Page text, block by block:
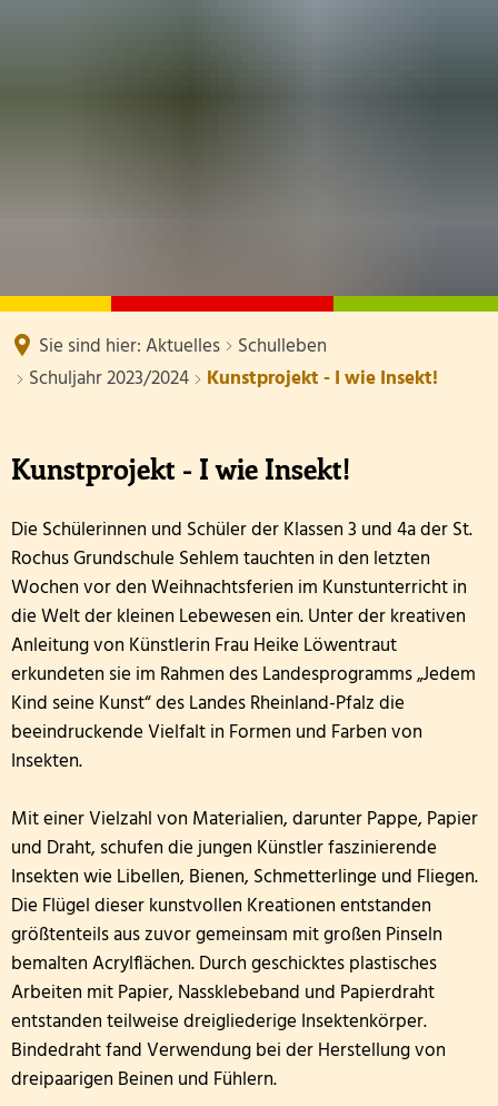
Hausmeister
Förderverein
Schulhund
Raumplan Schuljahr 2026/
Sie sind hier:Aktuelles
Schulleben
Schuljahr 2023/2024
Kunstprojekt - I wie Insekt!
Kunstprojekt - I wie Insekt!
Die Schülerinnen und Schüler der Klassen 3 und 4a der St.
Rochus Grundschule Sehlem tauchten in den letzten
Wochen vor den Weihnachtsferien im Kunstunterricht in
die Welt der kleinen Lebewesen ein. Unter der kreativen
Anleitung von Künstlerin Frau Heike Löwentraut
erkundeten sie im Rahmen des Landesprogramms „Jedem
Kind seine Kunst“ des Landes Rheinland-Pfalz die
beeindruckende Vielfalt in Formen und Farben von
Insekten.
Mit einer Vielzahl von Materialien, darunter Pappe, Papier
und Draht, schufen die jungen Künstler faszinierende
Insekten wie Libellen, Bienen, Schmetterlinge und Fliegen.
Die Flügel dieser kunstvollen Kreationen entstanden
größtenteils aus zuvor gemeinsam mit großen Pinseln
bemalten Acrylflächen. Durch geschicktes plastisches
Arbeiten mit Papier, Nassklebeband und Papierdraht
entstanden teilweise dreigliederige Insektenkörper.
Bindedraht fand Verwendung bei der Herstellung von
dreipaarigen Beinen und Fühlern.